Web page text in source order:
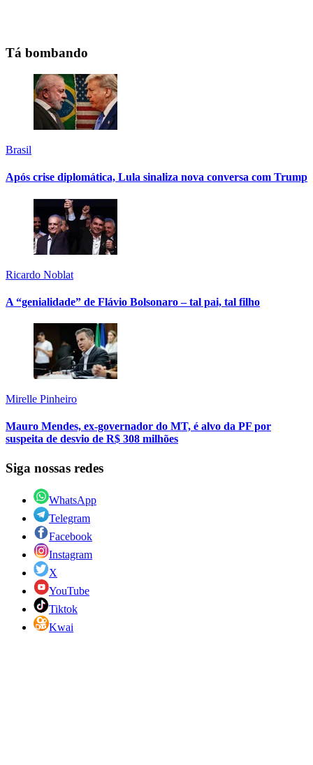
Tá bombando
Brasil
Após crise diplomática, Lula sinaliza nova conversa com Trump
Ricardo Noblat
A “genialidade” de Flávio Bolsonaro – tal pai, tal filho
Mirelle Pinheiro
Mauro Mendes, ex-governador do MT, é alvo da PF por
suspeita de desvio de R$ 308 milhões
Siga nossas redes
WhatsApp
Telegram
Facebook
Instagram
X
YouTube
Tiktok
Kwai